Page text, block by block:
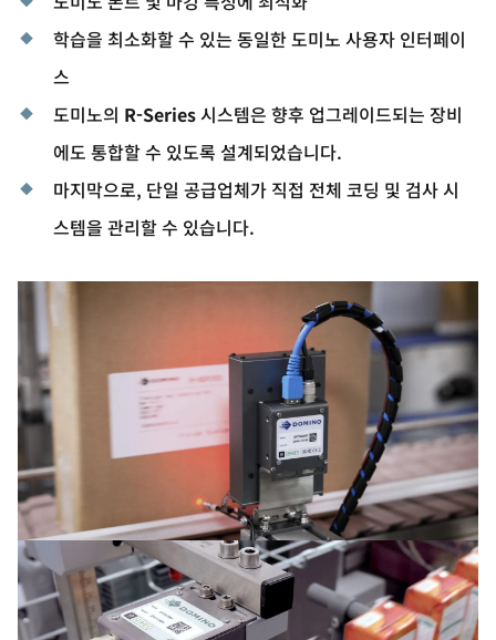
학습을 최소화할 수 있는 동일한 도미노 사용자 인터페이
스
도미노의 R-Series 시스템은 향후 업그레이드되는 장비
에도 통합할 수 있도록 설계되었습니다.
마지막으로, 단일 공급업체가 직접 전체 코딩 및 검사 시
스템을 관리할 수 있습니다.